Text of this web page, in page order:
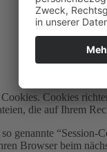
Cookies
die auf Ihrem
genannte
Browser beim